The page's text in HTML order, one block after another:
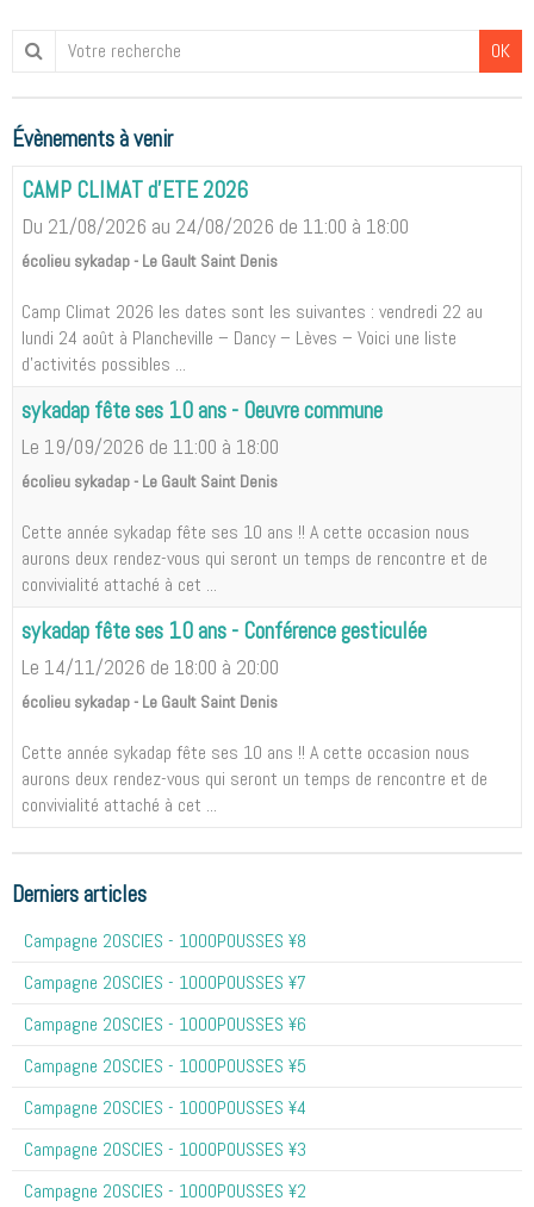
OK
Évènements à venir
CAMP CLIMAT d'ETE 2026
Du 21/08/2026 au 24/08/2026 de 11:00 à 18:00
écolieu sykadap - Le Gault Saint Denis
Camp Climat 2026 les dates sont les suivantes : vendredi 22 au
lundi 24 août à Plancheville – Dancy – Lèves – Voici une liste
d'activités possibles ...
sykadap fête ses 10 ans - Oeuvre commune
Le 19/09/2026 de 11:00 à 18:00
écolieu sykadap - Le Gault Saint Denis
Cette année sykadap fête ses 10 ans !! A cette occasion nous
aurons deux rendez-vous qui seront un temps de rencontre et de
convivialité attaché à cet ...
sykadap fête ses 10 ans - Conférence gesticulée
Le 14/11/2026 de 18:00 à 20:00
écolieu sykadap - Le Gault Saint Denis
Cette année sykadap fête ses 10 ans !! A cette occasion nous
aurons deux rendez-vous qui seront un temps de rencontre et de
convivialité attaché à cet ...
Derniers articles
Campagne 20SCIES - 1OOOPOUSSES ¥8
Campagne 20SCIES - 1OOOPOUSSES ¥7
Campagne 20SCIES - 1OOOPOUSSES ¥6
Campagne 20SCIES - 1OOOPOUSSES ¥5
Campagne 20SCIES - 1OOOPOUSSES ¥4
Campagne 20SCIES - 1OOOPOUSSES ¥3
Campagne 20SCIES - 1OOOPOUSSES ¥2